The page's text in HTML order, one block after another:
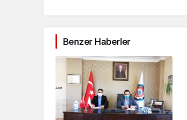
Benzer Haberler